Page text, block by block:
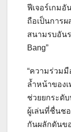
ฟีเจอร์เกม
ถือเป็นการ
สนามรบอันร
Bang”
“ความร่วม
ล้ำหน้าของ
ช่วยยกระดั
ผู้เล่นที่ชื่นชอ
กันผลักดันข